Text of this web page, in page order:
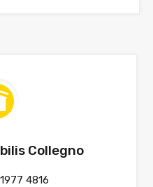
Collegno
4816